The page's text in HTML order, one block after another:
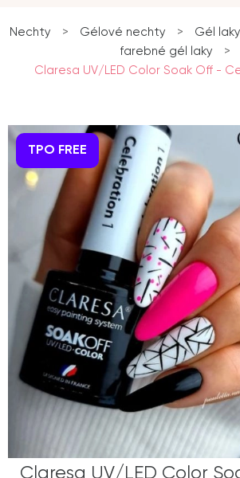
Nechty > Gélové nechty > Gél
farebné gél laky
>
Claresa UV/LED Color Soak Off -
TPO FREE
Claresa UV/LED Color